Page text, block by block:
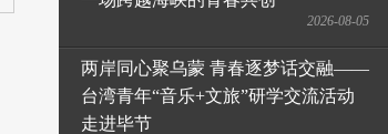
2026-08-05
两岸同心聚乌蒙 青春逐梦话交融——
台湾青年“音乐+文旅”研学交流活动
走进毕节